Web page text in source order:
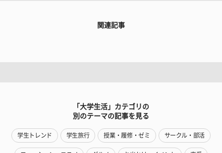
関連記事
「大学生活」カテゴリの
別のテーマの記事を見る
学生トレンド 学生旅行 授業・履修・ゼミ サークル・部活